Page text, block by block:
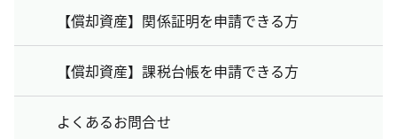
【償却資産】関係証明を申請できる方
【償却資産】課税台帳を申請できる方
よくあるお問合せ